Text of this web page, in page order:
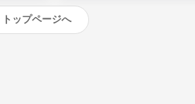
トップページへ